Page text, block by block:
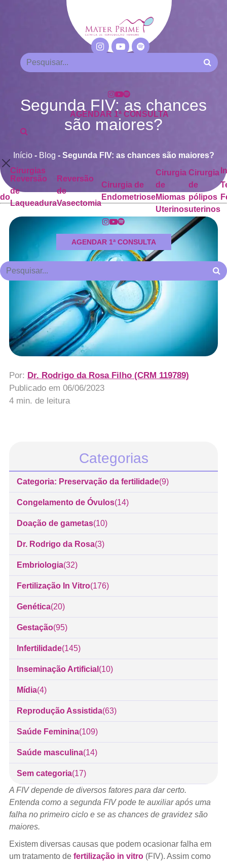
AGENDAR 1ª CONSULTA
Cirurgias
Reversão
de
Laqueadura
Reversão
de
Vasectomia
Cirurgia de
Endometriose
Cirurgia
de
Miomas
Uterinos
Cirurgia
de
pólipos
uterinos
AGENDAR 1ª CONSULTA
Segunda FIV: as chances
são maiores?
Início- Blog - Segunda FIV: as chances são maiores?
Por: Dr. Rodrigo da Rosa Filho (CRM 119789)
Publicado em 06/06/2023
4 min. de leitura
Categorias
Categoria: Preservação da fertilidade(9)
Congelamento de Óvulos(14)
Doação de gametas(10)
Dr. Rodrigo da Rosa(3)
Embriologia(32)
Fertilização In Vitro(176)
Genética(20)
Gestação(95)
Infertilidade(145)
Inseminação Artificial (10)
Mídia(4)
Reprodução Assistida(63)
Saúde Feminina(109)
Saúde masculina(14)
Sem categoria(17)
A FIV depende de diversos fatores para dar certo.
Entenda como a segunda FIV pode te auxiliar após uma
falha no primeiro ciclo e se as chances de gravidez são
maiores.
Existem diversas causas que podem ocasionar falha em
um tratamento de fertilização in vitro(FIV). Assim como